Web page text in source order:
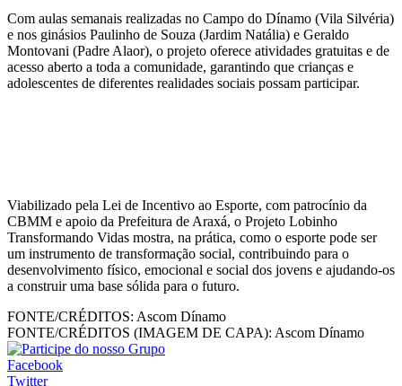
Com aulas semanais realizadas no Campo do Dínamo (Vila Silvéria)
e nos ginásios Paulinho de Souza (Jardim Natália) e Geraldo
Montovani (Padre Alaor), o projeto oferece atividades gratuitas e de
acesso aberto a toda a comunidade, garantindo que crianças e
adolescentes de diferentes realidades sociais possam participar.
Viabilizado pela Lei de Incentivo ao Esporte, com patrocínio da
CBMM e apoio da Prefeitura de Araxá, o Projeto Lobinho
Transformando Vidas mostra, na prática, como o esporte pode ser
um instrumento de transformação social, contribuindo para o
desenvolvimento físico, emocional e social dos jovens e ajudando-os
a construir uma base sólida para o futuro.
FONTE/CRÉDITOS: Ascom Dínamo
FONTE/CRÉDITOS (IMAGEM DE CAPA): Ascom Dínamo
Facebook
Twitter